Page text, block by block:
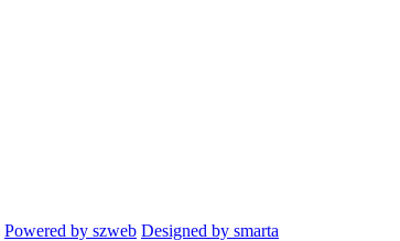
Powered by szweb Designed by smarta